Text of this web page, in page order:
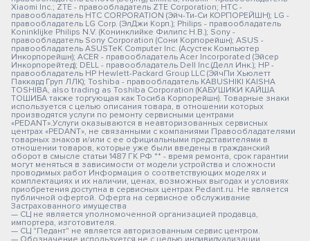
Xiaomi Inc.; ZTE - правообладатель ZTE Corporation; HTC -
правообладатель HTC CORPORATION (Эйч-Ти-Си КОРПОРЕЙШН); LG -
правообладатель LG Corp. (ЭлДжи Корп.); Philips - правообладатель
Koninklijke Philips N.V. (Конинклийке Филипс Н.В.); Sony -
правообладатель Sony Corporation (Сони Корпорейшн); ASUS -
правообладатель ASUSTeK Computer Inc. (Асустек Компьютер
Инкорпорейшн); ACER - правообладатель Acer Incorporated (Эйсер
Инкорпорейтед); DELL - правообладатель Dell Inc.(Делл Инк.); HP -
правообладатель HP Hewlett-Packard Group LLC (ЭйчПи Хьюлетт
Паккард Груп ЛЛК); Toshiba - правообладатель KABUSHIKI KAISHA
TOSHIBA, also trading as Toshiba Corporation (КАБУШИКИ КАЙША
ТОШИБА также торгующая как Тосиба Корпорейшн). Товарные знаки
используется с целью описания товара, в отношении которых
производятся услуги по ремонту сервисными центрами
«PEDANT».Услуги оказываются в неавторизованных сервисных
центрах «PEDANT», не связанными с компаниями Правообладателями
товарных знаков и/или с ее официальными представителями в
отношении товаров, которые уже были введены в гражданский
оборот в смысле статьи 1487 ГК РФ ** - время ремонта, срок гарантии
могут меняться в зависимости от модели устройства и сложности
проводимых работ Информация о соответствующих моделях и
комплектациях и их наличии, ценах, возможных выгодах и условиях
приобретения доступна в сервисных центрах Pedant.ru. Не является
публичной офертой. Оферта на сервисное обслуживание
Застрахованного имущества
— СЦ не является уполномоченной организацией продавца,
импортера, изготовителя.
— СЦ "Педант" не является авторизованным сервис центром.